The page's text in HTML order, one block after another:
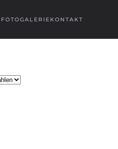
FOTOGALERIE KONTAKT